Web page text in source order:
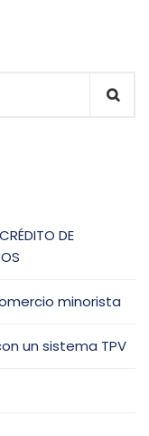
DE
minorista
un sistema TPV